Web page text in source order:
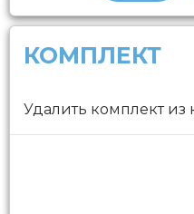
КОМПЛЕКТ
Удалить комплект из